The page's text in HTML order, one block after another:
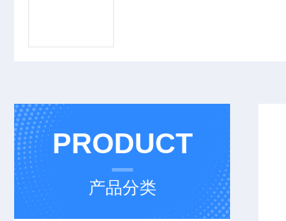
PRODUCT
产品分类